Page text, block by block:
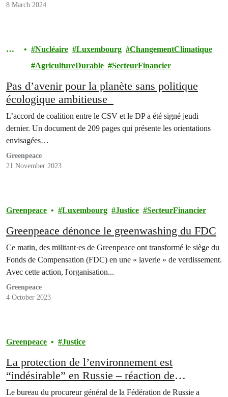
8 March 2024
Cli
Nucléaire Luxembourg
ChangementClimatique
AgricultureDurable
SecteurFinancier
Pas d’avenir pour la planète sans politique
écologique ambitieuse
L’accord de coalition entre le CSV et le DP a été signé jeudi
dernier. Un document de 209 pages qui présente les orientations
envisagées…
Greenpeace
21 November 2023
Greenpeace Luxembourg Justice SecteurFinancier
Greenpeace dénonce le greenwashing du FDC
Ce matin, des militant·es de Greenpeace ont transformé le siège du
Fonds de Compensation (FDC) en une « laverie » de verdissement.
Avec cette action, l'organisation...
Greenpeace
4 October 2023
Greenpeace Justice
La protection de l’environnement est
“indésirable” en Russie – réaction de
Greenpeace international
Le bureau du procureur général de la Fédération de Russie a